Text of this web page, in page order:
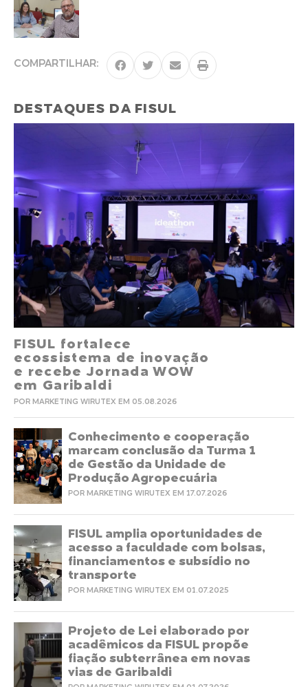
COMPARTILHAR:
DESTAQUES DA FISUL
FISUL fortalece
ecossistema de inovação
e recebe Jornada WOW
em Garibaldi
POR MARKETING WIRUTEX EM 05.08.2026
Conhecimento e cooperação
marcam conclusão da Turma 1
de Gestão da Unidade de
Produção Agropecuária
POR MARKETING WIRUTEX EM 17.07.2026
FISUL amplia oportunidades de
acesso a faculdade com bolsas,
financiamentos e subsídio no
transporte
POR MARKETING WIRUTEX EM 01.07.2025
Projeto de Lei elaborado por
acadêmicos da FISUL propõe
fiação subterrânea em novas
vias de Garibaldi